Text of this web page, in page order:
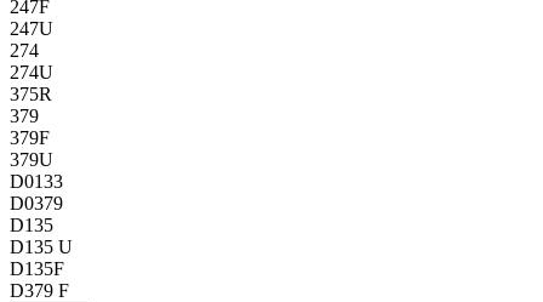
247F
247U
274
274U
375R
379
379F
379U
D0133
D0379
D135
D135 U
D135F
D379 F